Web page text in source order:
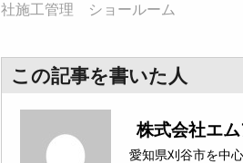
社施工管理 ショールーム
この記事を書いた人
株式会社エ
愛知県刈谷市を中